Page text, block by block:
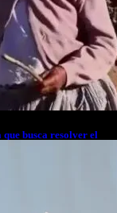
busca resolver el